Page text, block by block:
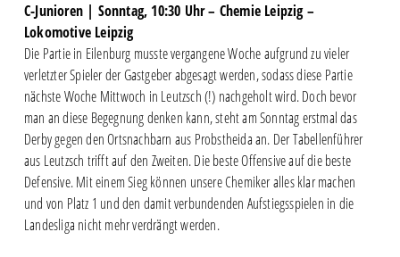
C-Junioren | Sonntag, 10:30 Uhr – Chemie Leipzig –
Lokomotive Leipzig
Die Partie in Eilenburg musste vergangene Woche aufgrund zu vieler
verletzter Spieler der Gastgeber abgesagt werden, sodass diese Partie
nächste Woche Mittwoch in Leutzsch (!) nachgeholt wird. Doch bevor
man an diese Begegnung denken kann, steht am Sonntag erstmal das
Derby gegen den Ortsnachbarn aus Probstheida an. Der Tabellenführer
aus Leutzsch trifft auf den Zweiten. Die beste Offensive auf die beste
Defensive. Mit einem Sieg können unsere Chemiker alles klar machen
und von Platz 1 und den damit verbundenden Aufstiegsspielen in die
Landesliga nicht mehr verdrängt werden.